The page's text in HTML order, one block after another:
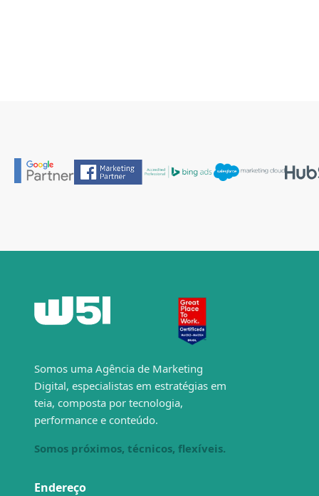
Somos uma Agência de Marketing
Digital, especialistas em estratégias em
teia, composta por tecnologia,
performance e conteúdo.
Somos próximos, técnicos, flexíveis.
Endereço